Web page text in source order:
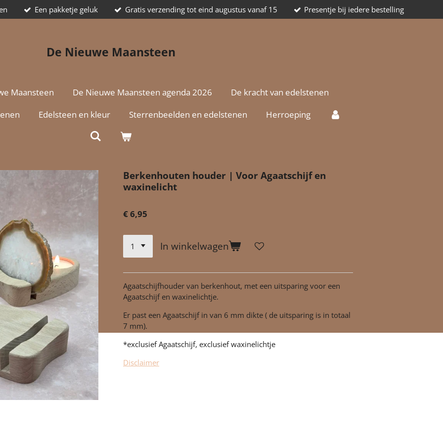
Een pakketje geluk Gratis verzending tot eind augustus vanaf 15 Presentje bij iedere bestelling
De Nieuwe Maansteen
Maansteen De Nieuwe Maansteen agenda 2026
De kracht van edelstenen
Edelsteen en kleur Sterrenbeelden en edelstenen Herroeping
Berkenhouten houder | Voor Agaatschijf en
waxinelicht
€ 6,95
In winkelwagen
Agaatschijfhouder van berkenhout, met een uitsparing voor een
Agaatschijf en waxinelichtje.
Er past een Agaatschijf in van 6 mm dikte ( de uitsparing is in totaal
7 mm).
*exclusief Agaatschijf, exclusief waxinelichtje
Disclaimer